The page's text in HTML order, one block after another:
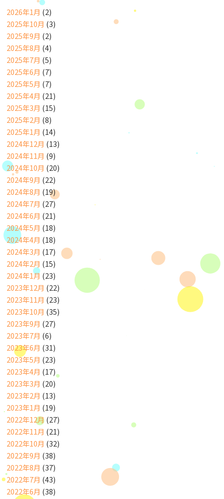
2026年1月 (2)
2025年10月 (3)
2025年9月 (2)
2025年8月 (4)
2025年7月 (5)
2025年6月 (7)
2025年5月 (7)
2025年4月 (21)
2025年3月 (15)
2025年2月 (8)
2025年1月 (14)
2024年12月 (13)
2024年11月 (9)
2024年10月 (20)
2024年9月 (22)
2024年8月 (19)
2024年7月 (27)
2024年6月 (21)
2024年5月 (18)
2024年4月 (18)
2024年3月 (17)
2024年2月 (15)
2024年1月 (23)
2023年12月 (22)
2023年11月 (23)
2023年10月 (35)
2023年9月 (27)
2023年7月 (6)
2023年6月 (31)
2023年5月 (23)
2023年4月 (17)
2023年3月 (20)
2023年2月 (13)
2023年1月 (19)
2022年12月(27)
2022年11月 (21)
2022年10月 (32)
2022年9月 (38)
2022年8月 (37)
2022年7月 (43)
2022年6月 (38)